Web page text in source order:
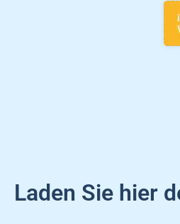
Laden Sie hier